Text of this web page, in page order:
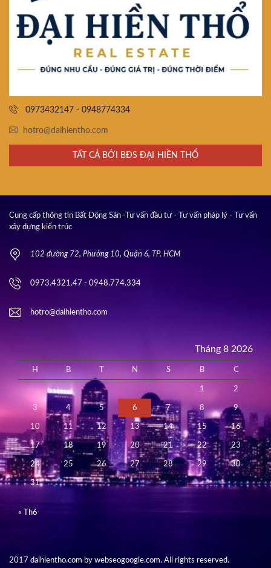
0973432147 - 0948774334
hotro@daihientho.com
TẤT CẢ BỞI BĐS ĐẠI HIỀN THỔ
Cung cấp thông tin Bất Động Sản -Tư vấn đầu tư - Tư vấn pháp lý - Tư vấn
xây dựng kiến trúc
102 đường 72, Phường 10, Quận 6, TP. HCM
0973.4321.47 - 0948.774.334
hotro@daihientho.com
Tháng 8 2026
H B N S B C
1 2
3 4 5 6 7 8 9
10 11 12 13 14 15 16
17 18 19 20 21 22 23
24 25 26 27 28 29 30
31
« Th6
2017 daihientho.com by webseogoogle.com. All rights reserved.